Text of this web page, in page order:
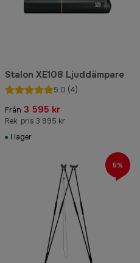
Stalon XE108 Ljuddämpare
5.0 (4)
Från 3 595 kr
Rek. pris 3 995 kr
I lager
5%